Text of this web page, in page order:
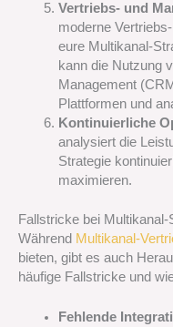
Vertriebs- und
moderne
eure Multikanal-
kann die Nutzung
Management
Plattformen und
Kontinuierliche
analysiert die
Strategie
maximieren.
Fallstricke bei
Während Multikanal-
bieten, gibt es auch
häufige Fallstricke und
Fehlende